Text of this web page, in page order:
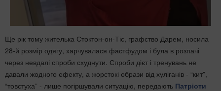
Ще рік тому жителька Стоктон-он-Тіс, графство Дарем, носила
28-й розмір одягу, харчувалася фастфудом і була в розпачі
через невдалі спроби схуднути. Спроби дієт і тренувань не
давали жодного ефекту, а жорстокі образи від хуліганів - “кит”,
“товстуха” - лише погіршували ситуацію, передають Патріоти